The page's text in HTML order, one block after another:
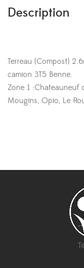
Description
Terreau (Compost)
camion 3T5 Benne.
Zone 1 :Chateauneuf
Mougins, Opio, Le